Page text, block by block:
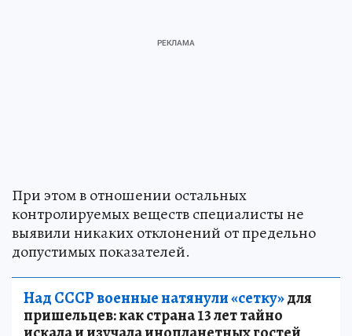
При этом в отношении остальных
контролируемых веществ специалисты не
выявили никаких отклонений от предельно
допустимых показателей.
Над СССР военные натянули «сетку»для
пришельцев: как страна 13 лет тайно